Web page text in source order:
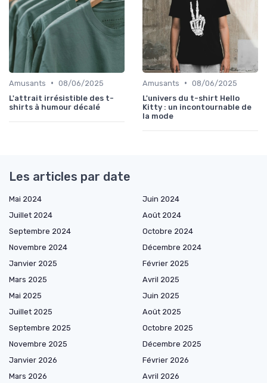
Amusants • 08/06/2025
L'attrait irrésistible des t-
shirts à humour décalé
Amusants • 08/06/2025
L'univers du t-shirt Hello
Kitty : un incontournable de
la mode
Les articles par date
Mai 2024
Juin 2024
Juillet 2024
Août 2024
Septembre 2024
Octobre 2024
Novembre 2024
Décembre 2024
Janvier 2025
Février 2025
Mars 2025
Avril 2025
Mai 2025
Juin 2025
Juillet 2025
Août 2025
Septembre 2025
Octobre 2025
Novembre 2025
Décembre 2025
Janvier 2026
Février 2026
Mars 2026
Avril 2026